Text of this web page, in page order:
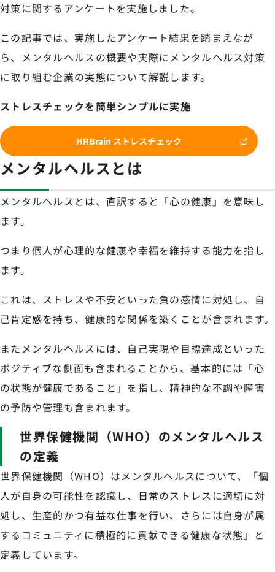
対策に関するアンケートを実施しました。
この記事では、実施したアンケート結果を踏まえなが
ら、メンタルヘルスの概要や実際にメンタルヘルス対策
に取り組む企業の実態について解説します。
ストレスチェックを簡単シンプルに実施
HRBrain ストレスチェック
メンタルヘルスとは
メンタルヘルスとは、直訳すると「心の健康」を意味し
ます。
つまり個人が心理的な健康や幸福を維持する能力を指し
ます。
これは、ストレスや不安といった負の感情に対処し、自
己肯定感を持ち、健康的な関係を築くことが含まれます。
またメンタルヘルスには、自己実現や目標達成といった
ポジティブな側面も含まれることから、基本的には「心
の状態が健康であること」を指し、精神的な不調や障害
の予防や管理も含まれます。
世界保健機関（WHO）のメンタルヘルス
の定義
世界保健機関（WHO）はメンタルヘルスについて、「個
人が自身の可能性を認識し、日常のストレスに適切に対
処し、生産的かつ有益な仕事を行い、さらには自身が属
するコミュニティに積極的に貢献できる健康な状態」と
定義しています。